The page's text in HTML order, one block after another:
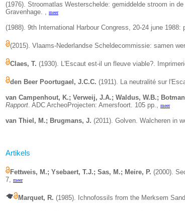
(1976). Stroomatlas Westerschelde: gemiddelde stroom in
Gravenhage. , meer
(1988). 9th International Harbour Congress, 20-24 june
(2015). Vlaams-Nederlandse Scheldecommissie: samen
Claes, T. (1930). L'Escaut est-il un fleuve viable?.
den Beer Poortugael, J.C.C. (1911). La neutralité sur
van Campenhout, K.; Verweij, J.A.; Waldus, W.B.;
Rapport. ADC ArcheoProjecten: Amersfoort. 105 pp., meer
van Thiel, M.; Brugmans, J. (2011). Golven. Walcheren in
Artikels
Fettweis, M.; Ysebaert, T.J.; Sas, M.; Meire, P. (2000).
7, meer
Marquet, R. (1985). Ichnofossils from the Merksem